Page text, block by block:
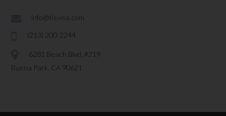
info@tisvisa.com
(213) 200-2244
6281 Beach Blvd. #219
Buena Park, CA 90621